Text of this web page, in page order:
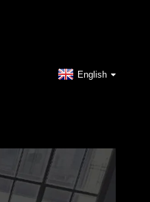
English